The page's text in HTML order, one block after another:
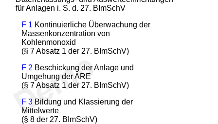
für Anlagen i. S. d. 27. BImSchV
F 1 Kontinuierliche Überwachung der
Massenkonzentration von
Kohlenmonoxid
(§ 7 Absatz 1 der 27. BImSchV)
F 2 Beschickung der Anlage und
Umgehung der ARE
(§ 7 Absatz 1 der 27. BImSchV)
F 3 Bildung und Klassierung der
Mittelwerte
(§ 8 der 27. BImSchV)